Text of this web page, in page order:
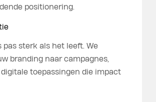
positionering.
pas sterk als het leeft. We
branding naar campagnes,
toepassingen die impact